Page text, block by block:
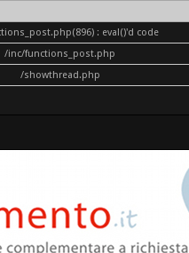
: eval()'d code
/inc/functions_post.php
/showthread.php